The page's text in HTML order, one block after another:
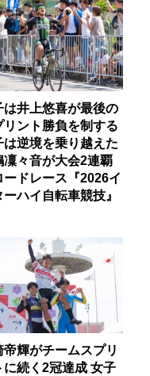
は井上悠喜が最後の
リント勝負を制する
は逆境を乗り越えた
凜々音が大会2連覇
ードレース『2026イ
ーハイ自転車競技』
帝輝がチームスプリ
に続く2冠達成 女子